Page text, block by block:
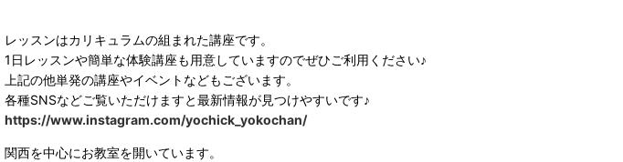
レッスンはカリキュラムの組まれた講座です。
1日レッスンや簡単な体験講座も用意していますのでぜひご利用ください♪
上記の他単発の講座やイベントなどもございます。
各種SNSなどご覧いただけますと最新情報が見つけやすいです♪
https://www.instagram.com/yochick_yokochan/
関西を中心にお教室を開いています。